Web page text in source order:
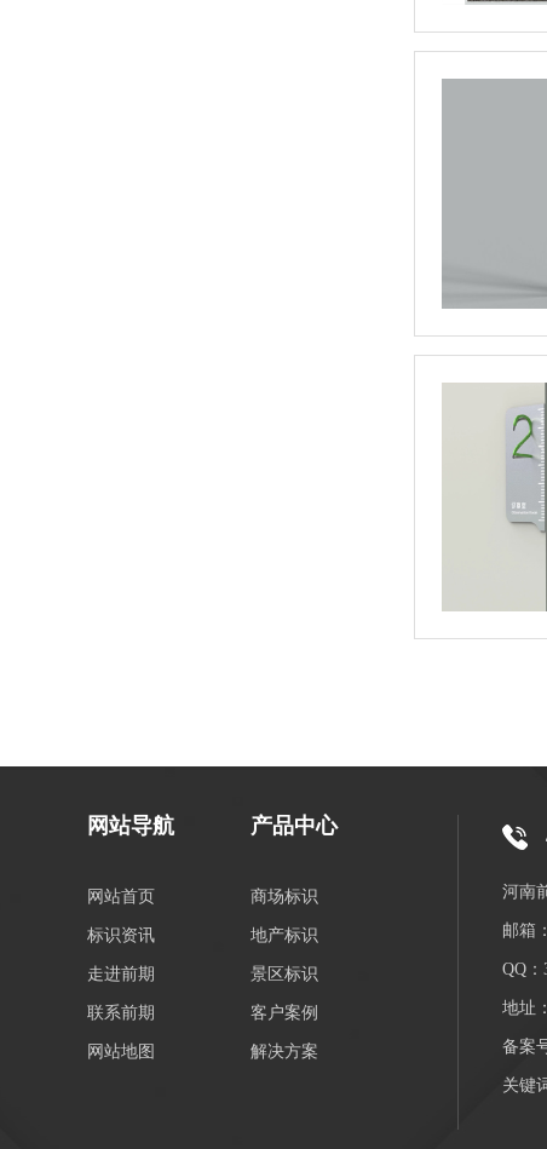
网站导航
网站首页
标识资讯
走进前期
联系前期
网站地图
产品中心
商场标识
地产标识
景区标识
客户案例
解决方案
河南
邮箱
QQ：
地址
备案
关键